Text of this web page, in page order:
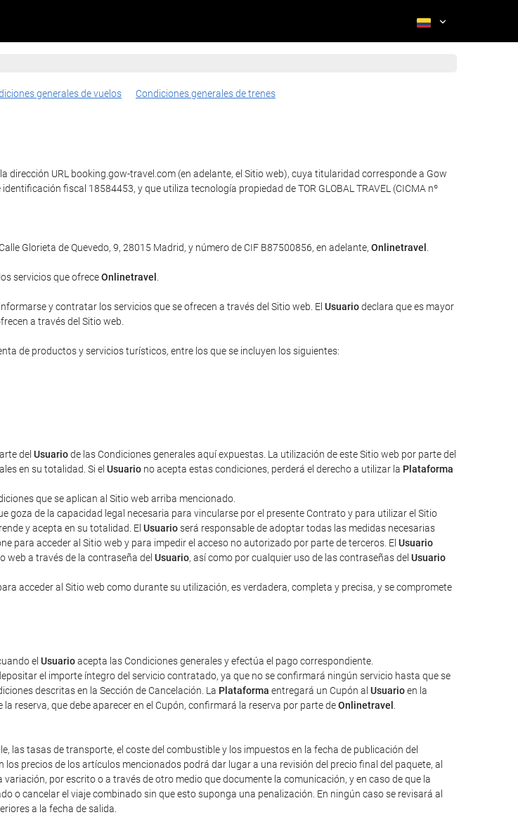
generales de vuelos Condiciones generales de trenes
URL booking.gow-travel.com (en adelante, el Sitio web), cuya titularidad corresponde a Gow
fiscal 18584453, y que utiliza tecnología propiedad de TOR GLOBAL TRAVEL (CICMA nº
Glorieta de Quevedo, 9, 28015 Madrid, y número de CIF B87500856, en adelante, Onlinetravel
servicios que ofreceOnlinetravel
y contratar los servicios que se ofrecen a través del Sitio web. El Usuariodeclara que es mayor
a través del Sitio web.
de productos y servicios turísticos, entre los que se incluyen los siguientes:
del Usuariode las Condiciones generales aquí expuestas. La utilización de este Sitio web por parte del
en su totalidad. Si el Usuario no acepta estas condiciones, perderá el derecho a utilizar la Plataforma
que se aplican al Sitio web arriba mencionado.
goza de la capacidad legal necesaria para vincularse por el presente Contrato y para utilizar el Sitio
y acepta en su totalidad. El Usuarioserá responsable de adoptar todas las medidas necesarias
para acceder al Sitio web y para impedir el acceso no autorizado por parte de terceros. El Usuario
web a través de la contraseña del Usuario, así como por cualquier uso de las contraseñas del Usuario
acceder al Sitio web como durante su utilización, es verdadera, completa y precisa, y se compromete
el Usuarioacepta las Condiciones generales y efectúa el pago correspondiente.
el importe íntegro del servicio contratado, ya que no se confirmará ningún servicio hasta que se
descritas en la Sección de Cancelación. La Plataforma entregará un Cupón al Usuarioen la
reserva, que debe aparecer en el Cupón, confirmará la reserva por parte deOnlinetravel
las tasas de transporte, el coste del combustible y los impuestos en la fecha de publicación del
precios de los artículos mencionados podrá dar lugar a una revisión del precio final del paquete, al
variación, por escrito o a través de otro medio que documente la comunicación, y en caso de que la
o cancelar el viaje combinado sin que esto suponga una penalización. En ningún caso se revisará al
a la fecha de salida.